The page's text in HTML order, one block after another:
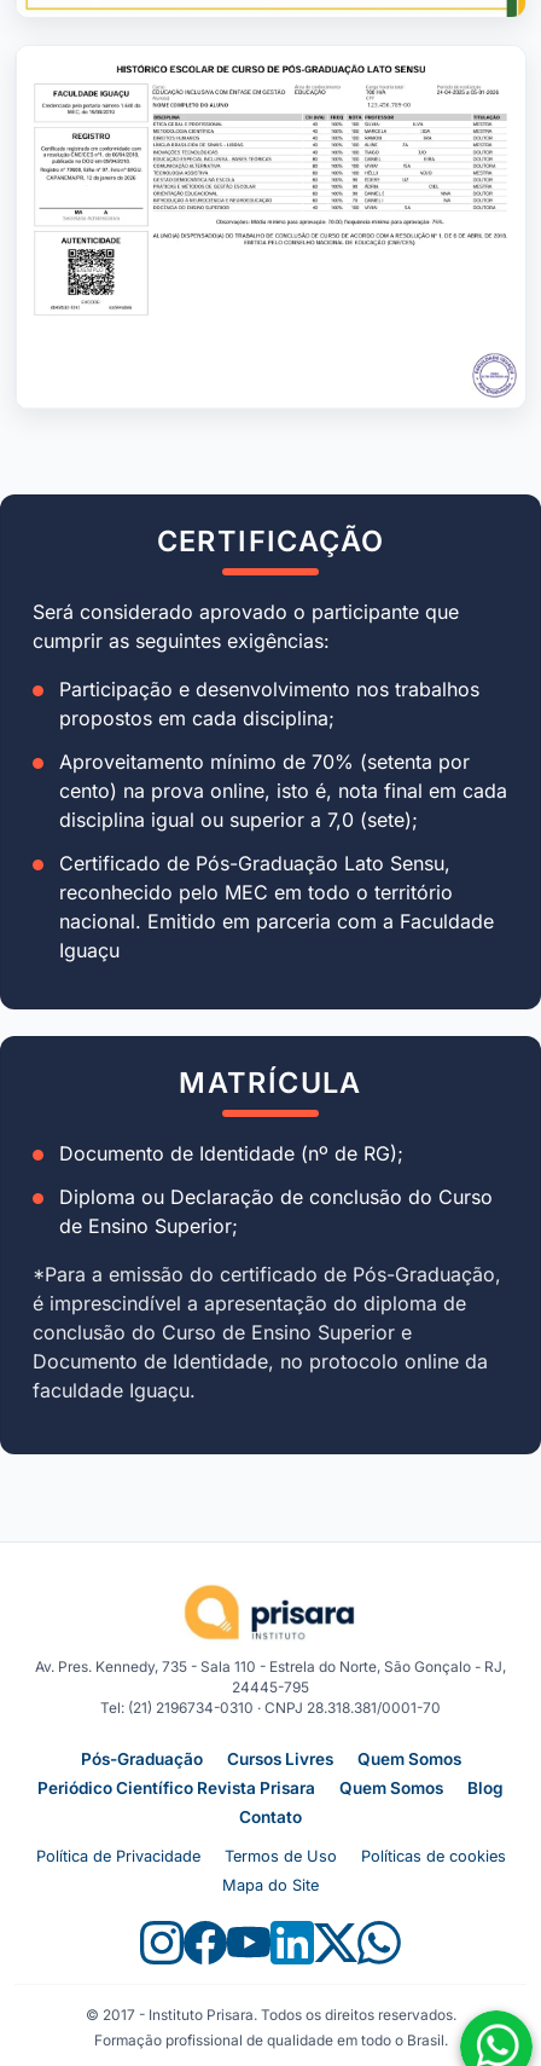
CERTIFICAÇÃO
Será considerado aprovado o participante que
cumprir as seguintes exigências:
Participação e desenvolvimento nos trabalhos
propostos em cada disciplina;
Aproveitamento mínimo de 70% (setenta por
cento) na prova online, isto é, nota final em cada
disciplina igual ou superior a 7,0 (sete);
Certificado de Pós-Graduação Lato Sensu,
reconhecido pelo MEC em todo o território
nacional. Emitido em parceria com a Faculdade
Iguaçu
MATRÍCULA
Documento de Identidade (nº de RG);
Diploma ou Declaração de conclusão do Curso
de Ensino Superior;
*Para a emissão do certificado de Pós-Graduação,
é imprescindível a apresentação do diploma de
conclusão do Curso de Ensino Superior e
Documento de Identidade, no protocolo online da
faculdade Iguaçu.
Av. Pres. Kennedy, 735 - Sala 110 - Estrela do Norte, São Gonçalo - RJ,
24445-795
Tel: (21) 2196734-0310 · CNPJ 28.318.381/0001-70
Pós-Graduação Cursos Livres
Quem Somos
Periódico Científico Revista Prisara
Quem Somos
Blog
Contato
Política de Privacidade Termos de Uso
Políticas de cookies
Mapa do Site
© 2017 - Instituto Prisara. Todos os direitos reservados.
Formação profissional de qualidade em todo o Brasil.